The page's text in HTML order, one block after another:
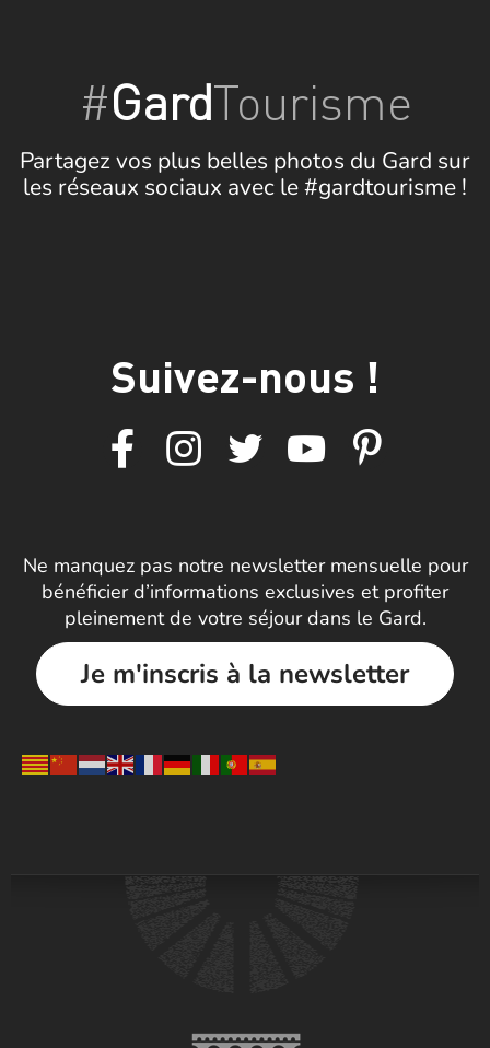
#GardTourisme
Partagez vos plus belles photos du Gard sur
les réseaux sociaux avec le #gardtourisme !
Suivez-nous !
Ne manquez pas notre newsletter mensuelle pour
bénéficier d’informations exclusives et profiter
pleinement de votre séjour dans le Gard.
Je m'inscris à la newsletter